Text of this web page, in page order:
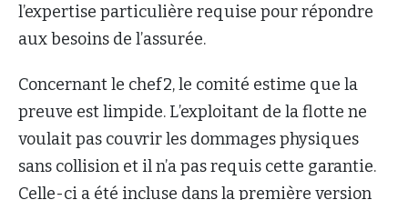
l’expertise particulière requise pour répondre
aux besoins de l’assurée.
Concernant le chef 2, le comité estime que la
preuve est limpide. L’exploitant de la flotte ne
voulait pas couvrir les dommages physiques
sans collision et il n’a pas requis cette garantie.
Celle-ci a été incluse dans la première version